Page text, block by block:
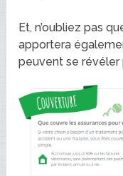
Et, n’oubliez pas
apportera
peuvent se révéler